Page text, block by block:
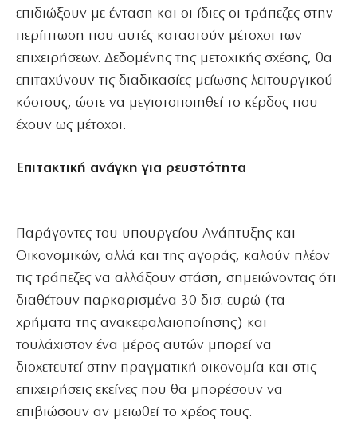
επιδιώξουν με ένταση και οι ίδιες οι τράπεζες στην
περίπτωση που αυτές καταστούν μέτοχοι των
επιχειρήσεων. Δεδομένης της μετοχικής σχέσης, θα
επιταχύνουν τις διαδικασίες μείωσης λειτουργικού
κόστους, ώστε να μεγιστοποιηθεί το κέρδος που
έχουν ως μέτοχοι.
Επιτακτική ανάγκη για ρευστότητα
Παράγοντες του υπουργείου Ανάπτυξης και
Οικονομικών, αλλά και της αγοράς, καλούν πλέον
τις τράπεζες να αλλάξουν στάση, σημειώνοντας ότι
διαθέτουν παρκαρισμένα 30 δισ. ευρώ (τα
χρήματα της ανακεφαλαιοποίησης) και
τουλάχιστον ένα μέρος αυτών μπορεί να
διοχετευτεί στην πραγματική οικονομία και στις
επιχειρήσεις εκείνες που θα μπορέσουν να
επιβιώσουν αν μειωθεί το χρέος τους.